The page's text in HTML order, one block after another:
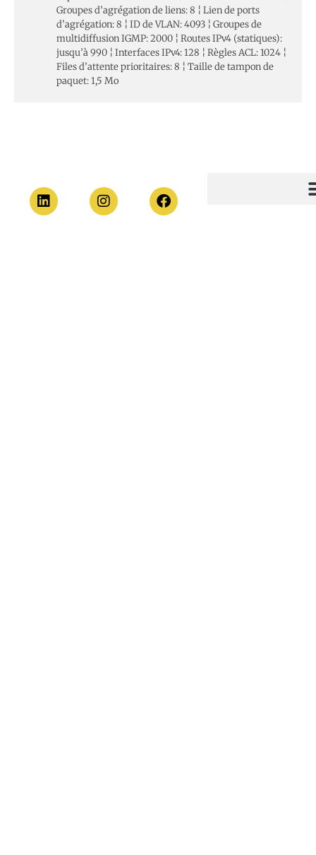
Groupes d’agrégation de liens: 8 ¦ Lien de ports
d’agrégation: 8 ¦ ID de VLAN: 4093 ¦ Groupes de
multidiffusion IGMP: 2000 ¦ Routes IPv4 (statiques):
jusqu’à 990 ¦ Interfaces IPv4: 128 ¦ Règles ACL: 1024 ¦
Files d’attente prioritaires: 8 ¦ Taille de tampon de
paquet: 1,5 Mo